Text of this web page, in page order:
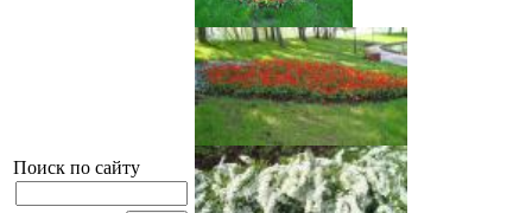
Поиск по сайту